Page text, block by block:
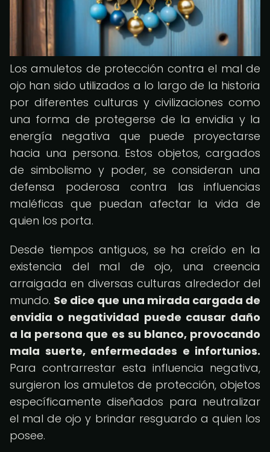
Los amuletos de protección contra el mal de
ojo han sido utilizados a lo largo de la historia
por diferentes culturas y civilizaciones como
una forma de protegerse de la envidia y la
energía negativa que puede proyectarse
hacia una persona. Estos objetos, cargados
de simbolismo y poder, se consideran una
defensa poderosa contra las influencias
maléficas que puedan afectar la vida de
quien los porta.
Desde tiempos antiguos, se ha creído en la
existencia del mal de ojo, una creencia
arraigada en diversas culturas alrededor del
mundo. Se dice que una mirada cargada de
envidia o negatividad puede causar daño
a la persona que es su blanco, provocando
mala suerte, enfermedades e infortunios.
Para contrarrestar esta influencia negativa,
surgieron los amuletos de protección, objetos
específicamente diseñados para neutralizar
el mal de ojo y brindar resguardo a quien los
posee.